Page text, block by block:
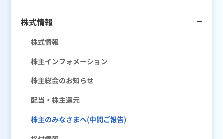
株式情報
株式情報
株主インフォメーション
株主総会のお知らせ
配当・株主還元
株主のみなさまへ(中間ご報告)